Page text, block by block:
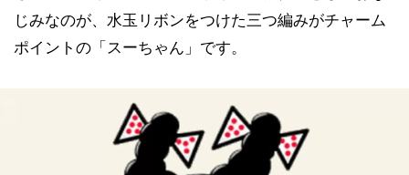
じみなのが、水玉リボンをつけた三つ編みがチャーム
ポイントの「スーちゃん」です。